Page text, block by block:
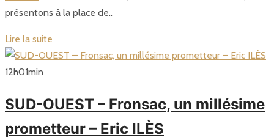
présentons à la place de..
Lire la suite
12h01min
SUD-OUEST – Fronsac, un millésime
prometteur – Eric ILÈS